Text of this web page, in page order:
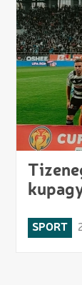
SPORT